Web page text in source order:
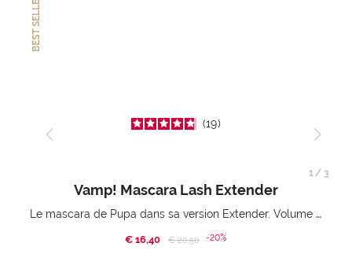
BEST SELLER
19
Vamp! Mascara Lash Extender
Le mascara de Pupa dans sa version Extender. Volume extension 3D. Des cils amplifiés et liftés à l’infini.
€ 16,40 Price reduced from
€ 20,50to-20%
1/ 3